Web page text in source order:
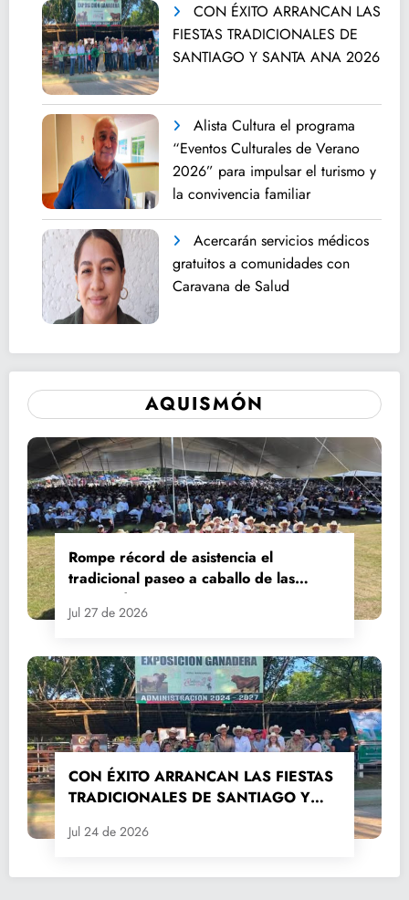
CON ÉXITO ARRANCAN LAS
FIESTAS TRADICIONALES DE
SANTIAGO Y SANTA ANA 2026
Alista Cultura el programa
“Eventos Culturales de Verano
2026” para impulsar el turismo y
la convivencia familiar
Acercarán servicios médicos
gratuitos a comunidades con
Caravana de Salud
AQUISMÓN
Rompe récord de asistencia el
tradicional paseo a caballo de las
Fiestas de Santiago y Santa Ana
Jul 27 de 2026
CON ÉXITO ARRANCAN LAS FIESTAS
TRADICIONALES DE SANTIAGO Y
Jul 24 de 2026